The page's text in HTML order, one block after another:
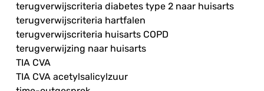
terugverwijscriteria diabetes type 2 naar huisarts
terugverwijscriteria hartfalen
terugverwijscriteria huisarts COPD
terugverwijzing naar huisarts
TIA CVA
TIA CVA acetylsalicylzuur